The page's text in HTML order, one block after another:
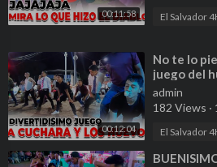
00:11:58 El Salvador
00:12:04
⁣No te lo
juego del
quienes
admin
182 Views ·
El Salvador